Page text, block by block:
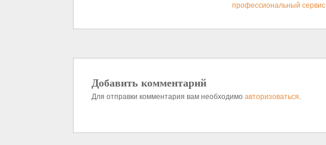
профессиональный сервис
Добавить комментарий
Для отправки комментария вам необходимо авторизоваться.